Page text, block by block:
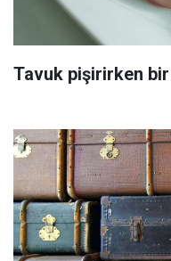
Tavuk pişirirken